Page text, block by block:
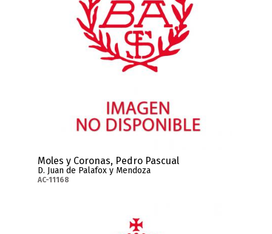
Moles y Coronas, Pedro Pascual
D. Juan de Palafox y Mendoza
AC-11168